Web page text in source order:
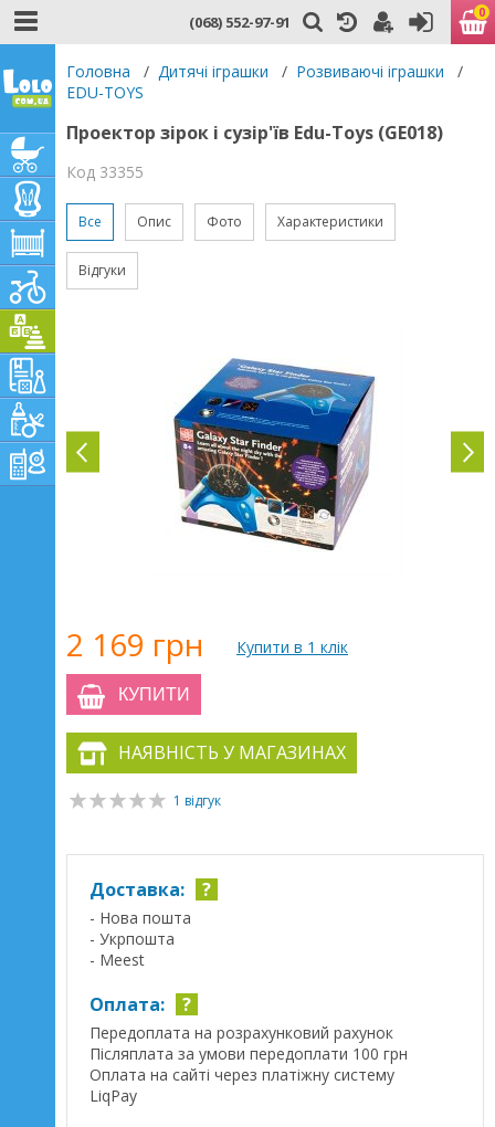
(068) 552-97-91 0
Головна / Дитячі іграшки / Розвиваючі іграшки
/
EDU-TOYS
Проектор зірок і сузір'їв Edu-Toys (GE018)
Код 33355
Все Опис Фото Характеристики
Відгуки
2 169 грн Купити в 1 клік
КУПИТИ
НАЯВНІСТЬ У МАГАЗИНАХ
1 відгук
Доставка: ?
- Нова пошта
- Укрпошта
- Meest
Оплата: ?
Передоплата на розрахунковий рахунок
Післяплата за умови передоплати 100 грн
Оплата на сайті через платіжну систему
LiqPay